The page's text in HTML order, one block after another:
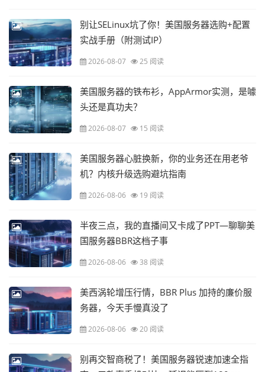
别让SELinux坑了你！美国服务器选购+配置
实战手册（附测试IP）
2026-08-07 25 阅读
美国服务器的铁布衫，AppArmor实测，是噱
头还是真功夫？
2026-08-07 15 阅读
美国服务器心脏换新，你的业务还在用老爷
机？内核升级选购避坑指南
2026-08-06 19 阅读
半夜三点，我的直播间又卡成了PPT—聊聊美
国服务器BBR这档子事
2026-08-06 38 阅读
美西涡轮增压行情，BBR Plus 加持的廉价服
务器，今天手慢真没了
2026-08-06 20 阅读
别再交智商税了！美国服务器锐速加速全指